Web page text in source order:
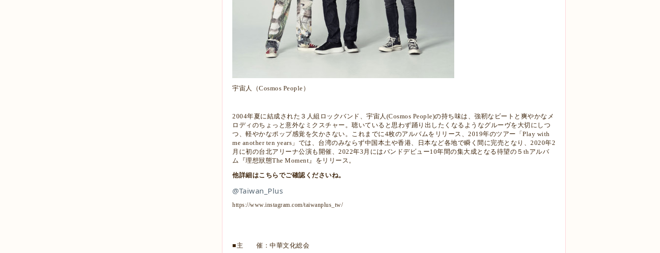
宇宙人（Cosmos People）
2004年夏に結成された３人組ロックバンド、宇宙人(Cosmos People)の持ち味は、強靭なビートと爽やかなメ
ロディのちょっと意外なミクスチャー。聴いていると思わず踊り出したくなるようなグルーヴを大切にしつ
つ、軽やかなポップ感覚を欠かさない。これまでに4枚のアルバムをリリース、2019年のツアー「Play with
me another ten years」では、台湾のみならず中国本土や香港、日本など各地で瞬く間に完売となり、2020年2
月に初の台北アリーナ公演も開催、2022年3月にはバンドデビュー10年間の集大成となる待望の５thアルバ
ム『理想狀態The Moment』をリリース。
他詳細はこちらでご確認くださいね。
@Taiwan_Plus
https://www.instagram.com/taiwanplus_tw/
■主 催：中華文化総会